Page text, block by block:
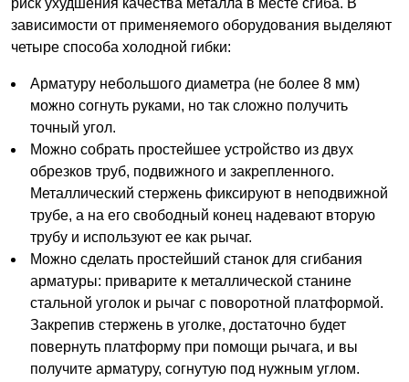
зависимости от применяемого оборудования выделяют
четыре способа холодной гибки:
Арматуру небольшого диаметра (не более 8 мм)
можно согнуть руками, но так сложно получить
точный угол.
Можно собрать простейшее устройство из двух
обрезков труб, подвижного и закрепленного.
Металлический стержень фиксируют в неподвижной
трубе, а на его свободный конец надевают вторую
трубу и используют ее как рычаг.
Можно сделать простейший станок для сгибания
арматуры: приварите к металлической станине
стальной уголок и рычаг с поворотной платформой.
Закрепив стержень в уголке, достаточно будет
повернуть платформу при помощи рычага, и вы
получите арматуру, согнутую под нужным углом.